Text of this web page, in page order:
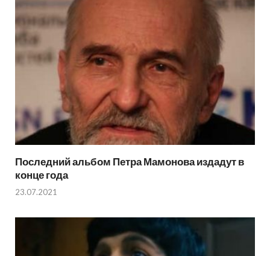
Последний альбом Петра Мамонова издадут в
конце года
23.07.2021